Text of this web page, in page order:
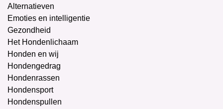
Alternatieven
Emoties en intelligentie
Gezondheid
Het Hondenlichaam
Honden en wij
Hondengedrag
Hondenrassen
Hondensport
Hondenspullen